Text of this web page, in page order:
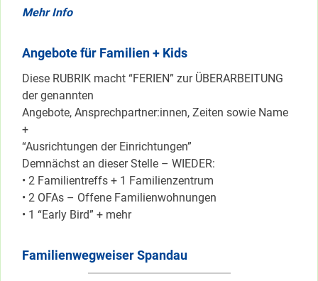
Mehr Info
Angebote für Familien + Kids
Diese RUBRIK macht “FERIEN” zur ÜBERARBEITUNG
der genannten
Angebote, Ansprechpartner:innen, Zeiten sowie Name
+
“Ausrichtungen der Einrichtungen”
Demnächst an dieser Stelle – WIEDER:
• 2 Familientreffs + 1 Familienzentrum
• 2 OFAs – Offene Familienwohnungen
• 1 “Early Bird” + mehr
Familienwegweiser Spandau